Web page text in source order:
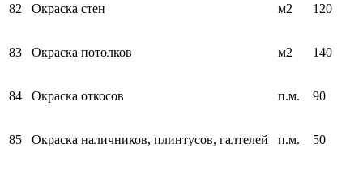
82 Окраска стен м2 120
83 Окраска потолков м2 140
84 Окраска откосов п.м. 90
85 Окраска наличников, плинтусов, галтелей п.м. 50